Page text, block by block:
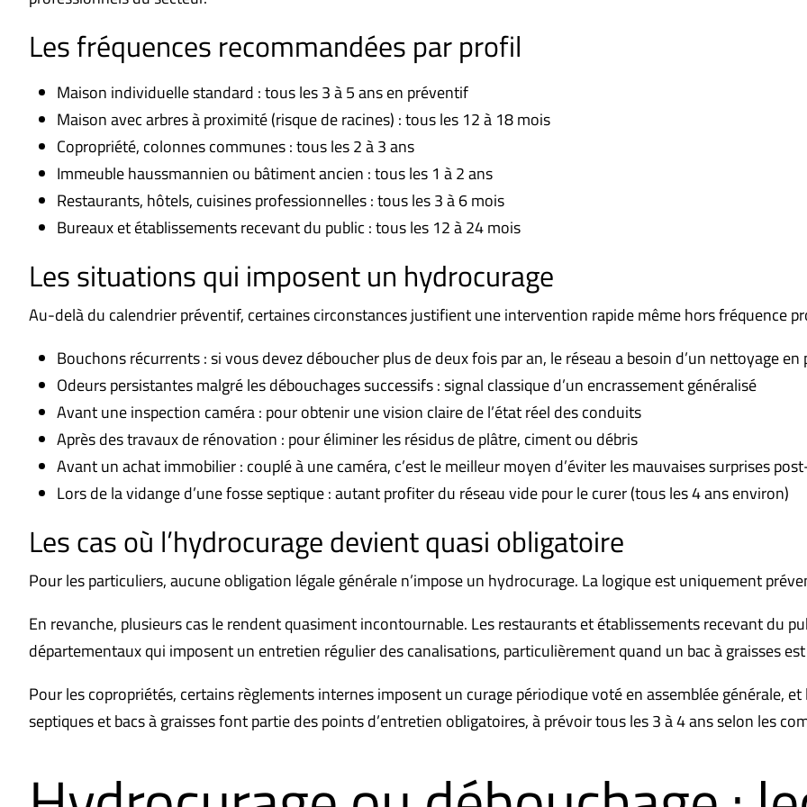
Les fréquences recommandées par profil
Maison individuelle standard : tous les 3 à 5 ans en préventif
Maison avec arbres à proximité (risque de racines) : tous les 12 à 18 mois
Copropriété, colonnes communes : tous les 2 à 3 ans
Immeuble haussmannien ou bâtiment ancien : tous les 1 à 2 ans
Restaurants, hôtels, cuisines professionnelles : tous les 3 à 6 mois
Bureaux et établissements recevant du public : tous les 12 à 24 mois
Les situations qui imposent un hydrocurage
Au-delà du calendrier préventif, certaines circonstances justifient une intervention rapide même hors fréquence
Bouchons récurrents : si vous devez déboucher plus de deux fois par an, le réseau a besoin d’un nettoyage
Odeurs persistantes malgré les débouchages successifs : signal classique d’un encrassement généralisé
Avant une inspection caméra : pour obtenir une vision claire de l’état réel des conduits
Après des travaux de rénovation : pour éliminer les résidus de plâtre, ciment ou débris
Avant un achat immobilier : couplé à une caméra, c’est le meilleur moyen d’éviter les mauvaises surprises
Lors de la vidange d’une fosse septique : autant profiter du réseau vide pour le curer (tous les 4 ans environ)
Les cas où l’hydrocurage devient quasi obligatoire
Pour les particuliers, aucune obligation légale générale n’impose un hydrocurage. La logique est uniquement
En revanche, plusieurs cas le rendent quasiment incontournable. Les restaurants et établissements recevant du
départementaux qui imposent un entretien régulier des canalisations, particulièrement quand un bac à graisses
Pour les copropriétés, certains règlements internes imposent un curage périodique voté en assemblée générale,
septiques et bacs à graisses font partie des points d’entretien obligatoires, à prévoir tous les 3 à 4 ans selon les